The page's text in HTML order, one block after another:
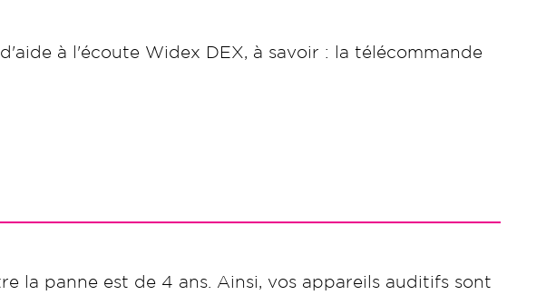
à l'écoute Widex DEX, à savoir : la télécommande
la panne est de 4 ans. Ainsi, vos appareils auditifs sont